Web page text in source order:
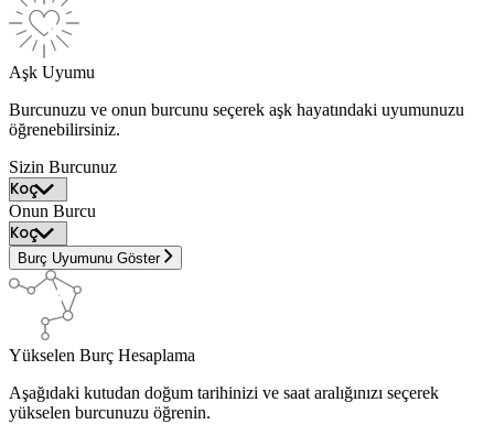
Aşk Uyumu
Burcunuzu ve onun burcunu seçerek aşk hayatındaki uyumunuzu
öğrenebilirsiniz.
Sizin Burcunuz
Onun Burcu
Burç Uyumunu Göster
Yükselen Burç Hesaplama
Aşağıdaki kutudan doğum tarihinizi ve saat aralığınızı seçerek
yükselen burcunuzu öğrenin.